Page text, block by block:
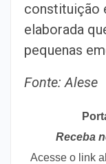
constituição
elaborada
pequenas
Fonte: Alese
Receba
Acesse o link